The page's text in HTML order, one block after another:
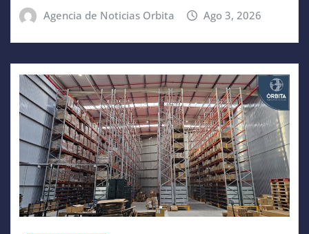
Agencia de Noticias Orbita Ago 3, 2026